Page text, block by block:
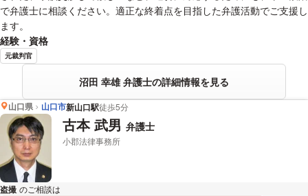
で弁護士に相談ください。適正な終着点を目指した弁護活動でご支援し
ます。
経験・資格
元裁判官
沼田 幸雄 弁護士の詳細情報を見る
山口県 山口市新山口駅徒歩5分
古本 武男 弁護士
小郡法律事務所
盗撮 のご相談は